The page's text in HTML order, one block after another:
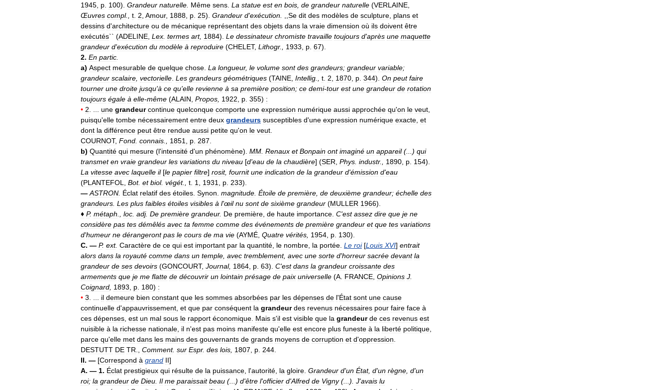
1945 p 100). Grandeur naturelle Même sens La statue est en bois de grandeur naturelle (VERLAINE
Œuvres compl., t 2 Amour, 1888 p 25). Grandeur d'exécution Se dit des modèles de sculpture plans et
dessins d'architecture ou de mécanique représentant des objets dans la vraie dimension où ils doivent être
exécutés`` (ADELINE Lex termes art, 1884). Le dessinateur chromiste travaille toujours d'après une maquette
grandeur d'exécution du modèle à reproduire (CHELET, Lithogr., 1933 p 67).
2. En partic
a) Aspect mesurable de quelque chose La longueur, le volume sont des grandeurs; grandeur variable;
grandeur scalaire vectorielle Les grandeurs géométriques (TAINE Intellig t 2 1870 p 344). On peut faire
tourner une droite jusqu'à ce qu'elle revienne à sa première position; ce demi-tour est une grandeur de rotation
toujours égale à elle-même (ALAIN Propos 1922 p 355) :
• 2 une grandeur continue quelconque comporte une expression numérique aussi approchée qu'on le veut
puisqu'elle tombe nécessairement entre deux grandeurs susceptibles d'une expression numérique exacte et
dont la différence peut être rendue aussi petite qu'on le veut
COURNOT, Fond connais 1851 p 287
b) Quantité qui mesure (l'intensité d'un phénomène). MM Renaux et Bonpain ont imaginé un appareil(...) qui
transmet en vraie grandeur les variations du niveau [d'eau de la chaudière] (SER Phys industr., 1890 p 154).
La vitesse avec laquelle il [le papier filtre] rosit, fournit une indication de la grandeur d'émission d'eau
(PLANTEFOL Bot. et biol. végét., t 1 1931 p 233).
— ASTRON Éclat relatif des étoiles Synon magnitude Étoile de première de deuxième grandeur; échelle des
grandeurs Les plus faibles étoiles visibles à l'œil nu sont de sixième grandeur (MULLER 1966).
♦ P. métaph loc adj. De première grandeur. De première de haute importance C'est assez dire que je ne
considère pas tes démêlés avec ta femme comme des événements de première grandeur et que tes variations
d'humeur ne dérangeront pas le cours de ma vie (AYMÉ Quatre vérités 1954 p 130).
C. — P. ext. Caractère de ce qui est important par la quantité le nombre la portée Le roi [Louis XVI] entrait
alors dans la royauté comme dans un temple avec tremblement, avec une sorte d'horreur sacrée devant la
grandeur de ses devoirs (GONCOURT, Journal, 1864 p 63). C'est dans la grandeur croissante des
armements que je me flatte de découvrir un lointain présage de paix universelle (A FRANCE Opinions J
Coignard 1893 p 180) :
• 3 il demeure bien constant que les sommes absorbées par les dépenses de l'État sont une cause
continuelle d'appauvrissement et que par conséquent la grandeur des revenus nécessaires pour faire face à
ces dépenses est un mal sous le rapport économique Mais s'il est visible que la grandeur de ces revenus est
nuisible à la richesse nationale il n'est pas moins manifeste qu'elle est encore plus funeste à la liberté politique
parce qu'elle met dans les mains des gouvernants de grands moyens de corruption et d'oppression
DESTUTT DE TR Comment. sur Espr. des lois 1807 p 244
II. — [Correspond à grand II]
A. — 1. Éclat prestigieux qui résulte de la puissance l'autorité la gloire Grandeur d'un État, d'un règne d'un
roi; la grandeur de Dieu Il me paraissait beau (...) d'être l'officier d'Alfred de Vigny(...). J'avais lu